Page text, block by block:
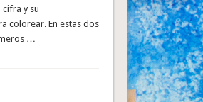
y su
colorear. En estas dos
…